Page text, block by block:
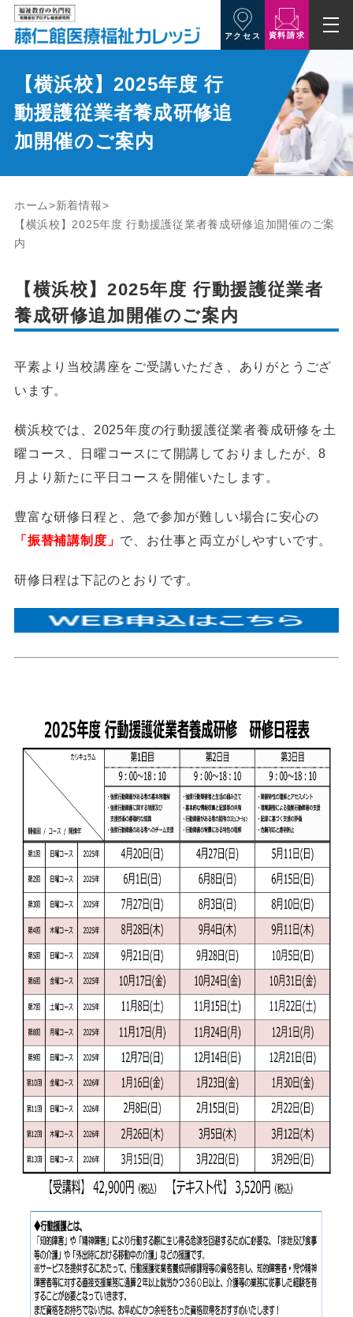
アクセス 資料請求
【横浜校】2025年度 行
動援護従業者養成研修追
加開催のご案内
ホーム
新着情報
【横浜校】2025年度 行動援護従業者養成研修追加開催のご案
内
【横浜校】2025年度 行動援護従業者
養成研修追加開催のご案内
平素より当校講座をご受講いただき、ありがとうござ
います。
横浜校では、2025年度の行動援護従業者養成研修を土
曜コース、日曜コースにて開講しておりましたが、8
月より新たに平日コースを開催いたします。
豊富な研修日程と、急で参加が難しい場合に安心の
「振替補講制度」 で、お仕事と両立がしやすいです。
研修日程は下記のとおりです。